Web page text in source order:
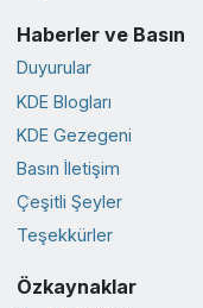
Haberler ve Basın
Duyurular
KDE Blogları
KDE Gezegeni
Basın İletişim
Çeşitli Şeyler
Teşekkürler
Özkaynaklar